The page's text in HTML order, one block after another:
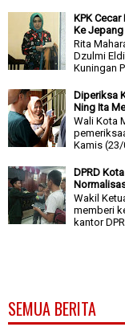
KPK
Ke Jepang
Rita
Dzulmi
Kuningan
Diperiksa
Ning Ita
Wali Kota
Kamis
DPRD
Wakil
memberi
kantor
SEMUA BERITA